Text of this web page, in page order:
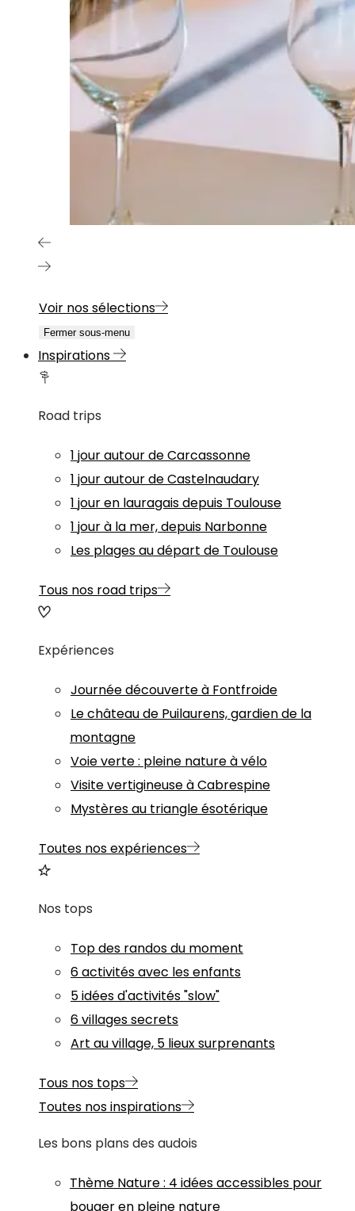
Voir nos sélections
Fermer sous-menu
Inspirations
Road trips
1 jour autour de Carcassonne
1 jour autour de Castelnaudary
1 jour en lauragais depuis Toulouse
1 jour à la mer, depuis Narbonne
Les plages au départ de Toulouse
Tous nos road trips
Expériences
Journée découverte à Fontfroide
Le château de Puilaurens, gardien de la
montagne
Voie verte : pleine nature à vélo
Visite vertigineuse à Cabrespine
Mystères au triangle ésotérique
Toutes nos expériences
Nos tops
Top des randos du moment
6 activités avec les enfants
5 idées d'activités "slow"
6 villages secrets
Art au village, 5 lieux surprenants
Tous nos tops
Toutes nos inspirations
Les bons plans des audois
Thème Nature: 4 idées accessibles pour
bouger en pleine nature